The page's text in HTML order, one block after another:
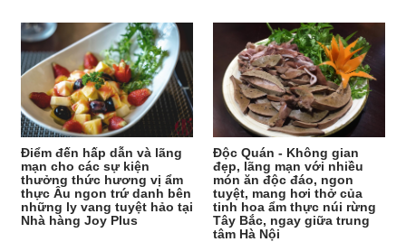
Điểm đến hấp dẫn và lãng
mạn cho các sự kiện
thưởng thức hương vị ẩm
thực Âu ngon trứ danh bên
những ly vang tuyệt hảo tại
Nhà hàng Joy Plus
Độc Quán - Không gian
đẹp, lãng mạn với nhiều
món ăn độc đáo, ngon
tuyệt, mang hơi thở của
tinh hoa ẩm thực núi rừng
Tây Bắc, ngay giữa trung
tâm Hà Nội